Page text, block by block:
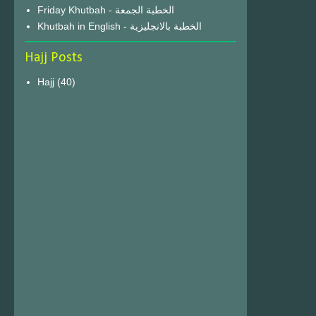
Friday Khutbah - الخطبة الجمعة
Khutbah in English - الخطبة بالانجليزية
Hajj Posts
Hajj (40)